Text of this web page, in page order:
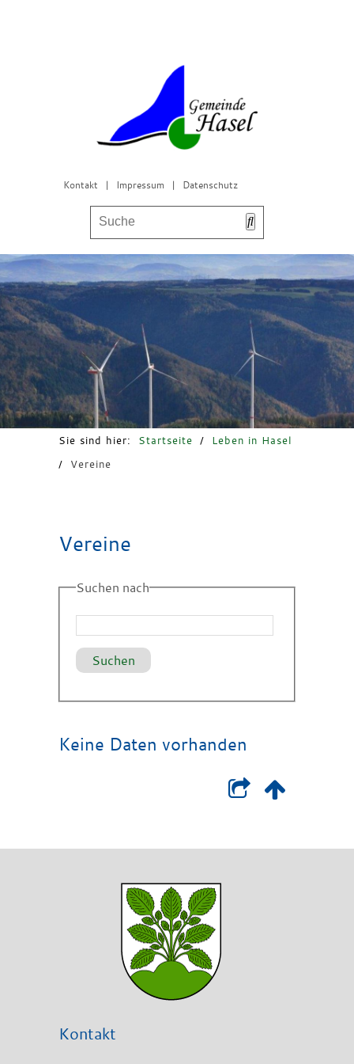
Kontakt | Impressum | Datenschutz
Bürgerservice & Gemeinderat
Leben in Hasel
Freizeit & Tourismus
Sie sind hier: Startseite /
Leben in Hasel
/
Vereine
Vereine
Suchen nach
Keine Daten vorhanden
Kontakt